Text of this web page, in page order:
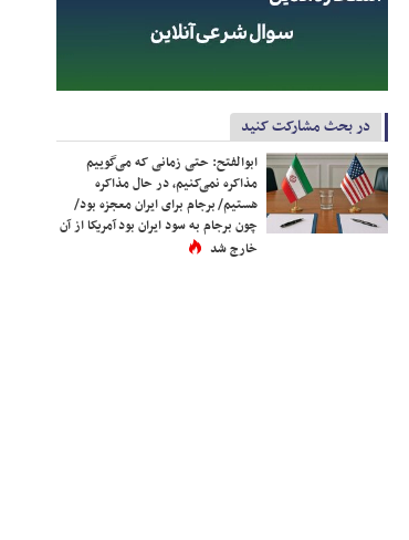
در بحث مشارکت کنید
ابوالفتح: حتی زمانی که می‌گوییم
مذاکره نمی‌کنیم، در حال مذاکره
هستیم/ برجام برای ایران معجزه بود/
چون برجام به سود ایران بود آمریکا از آن
خارج شد